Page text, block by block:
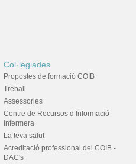
Col·legiades
Propostes de formació COIB
Treball
Assessories
Centre de Recursos d’Informació
Infermera
La teva salut
Acreditació professional del COIB -
DAC's